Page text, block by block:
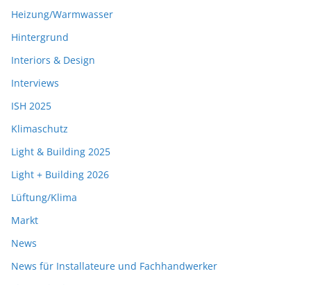
Heizung/Warmwasser
Hintergrund
Interiors & Design
Interviews
ISH 2025
Klimaschutz
Light & Building 2025
Light + Building 2026
Lüftung/Klima
Markt
News
News für Installateure und Fachhandwerker